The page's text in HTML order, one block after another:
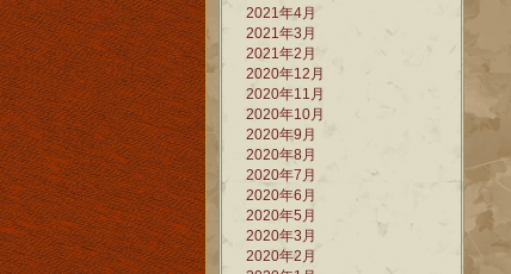
2021年4月
2021年3月
2021年2月
2020年12月
2020年11月
2020年10月
2020年9月
2020年8月
2020年7月
2020年6月
2020年5月
2020年3月
2020年2月